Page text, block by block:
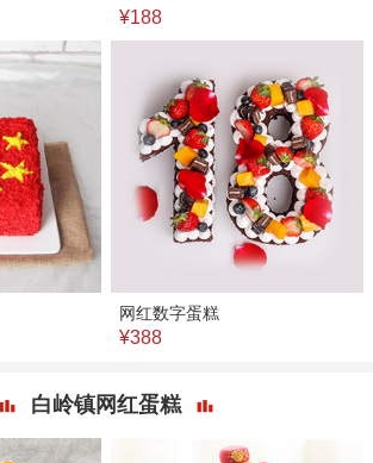
¥188
网红数字蛋糕
¥388
白岭镇网红蛋糕